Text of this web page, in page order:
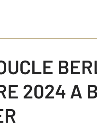
2024 A